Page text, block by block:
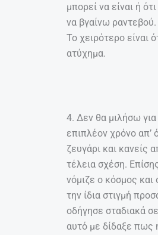
μπορεί να είναι ή
να βγαίνω
Το χειρότερο είναι
ατύχημα.
4. Δεν θα μιλήσω
επιπλέον χρόνο απ’
ζευγάρι και κανείς
τέλεια σχέση.
νόμιζε ο κόσμος
την ίδια στιγμή
οδήγησε σταδιακά
αυτό με δίδαξε πως